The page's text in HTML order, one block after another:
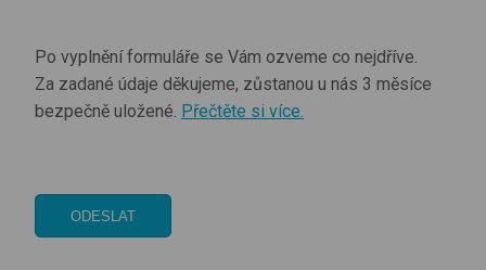
Po vyplnění formuláře se Vám ozveme co nejdříve.
Za zadané údaje děkujeme, zůstanou u nás 3 měsíce
bezpečně uložené. Přečtěte si více.